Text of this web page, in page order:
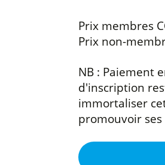
Prix membres
Prix non-
NB : Paiement
d'inscription
immortaliser
promouvoir